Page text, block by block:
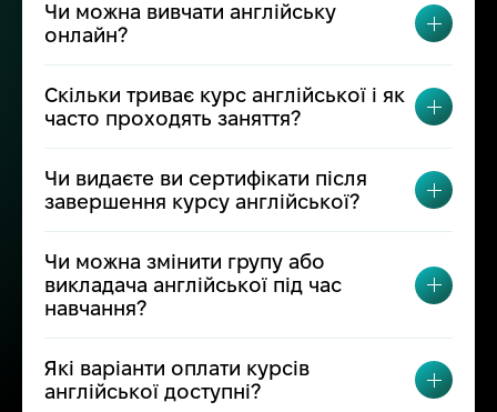
Чи можна вивчати англійську
онлайн?
Скільки триває курс англійської і як
часто проходять заняття?
Чи видаєте ви сертифікати після
завершення курсу англійської?
Чи можна змінити групу або
викладача англійської під час
навчання?
Які варіанти оплати курсів
англійської доступні?